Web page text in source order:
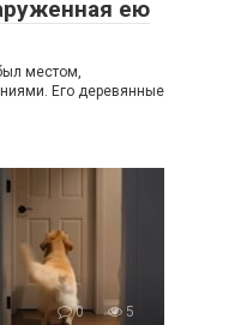
ею
местом,
Его деревянные
0 5